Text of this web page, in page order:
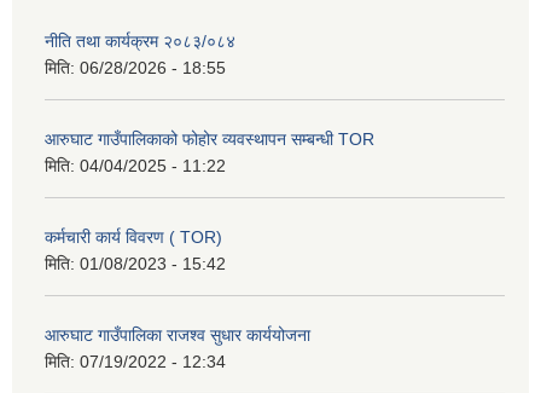
नीति तथा कार्यक्रम २०८३/०८४
मिति: 06/28/2026 - 18:55
आरुघाट गाउँपालिकाको फोहोर व्यवस्थापन सम्बन्धी TOR
मिति: 04/04/2025 - 11:22
कर्मचारी कार्य विवरण ( TOR)
मिति: 01/08/2023 - 15:42
आरुघाट गाउँपालिका राजश्व सुधार कार्ययोजना
मिति: 07/19/2022 - 12:34